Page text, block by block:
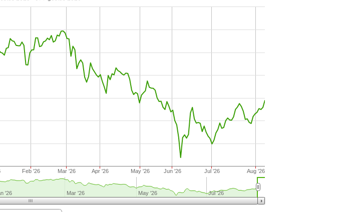
Feb '26 Mar '26 Apr '26 May '26 Jun '26 Jul '26 Aug '26
'26 Mar '26 May '26 Jul '26